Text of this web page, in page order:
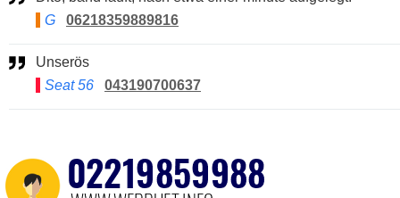
G
06218359889816
Unserös
Seat 56
043190700637